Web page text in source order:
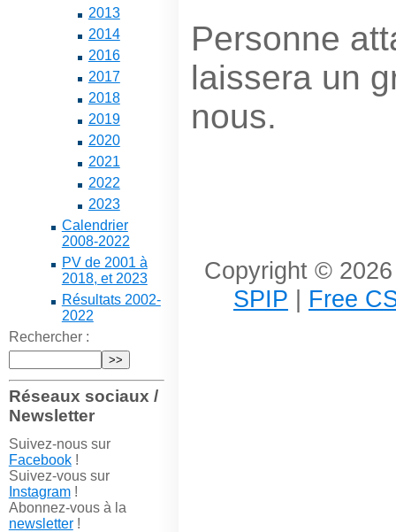
2013
2014
2016
2017
2018
2019
2020
2021
2022
2023
Calendrier
2008-2022
PV de 2001 à
2018, et 2023
Résultats 2002-
2022
Rechercher :
Réseaux sociaux /
Newsletter
Suivez-nous sur
Facebook!
Suivez-vous sur
Instagram!
Abonnez-vous à la
newsletter!
Personne
laissera un
nous.
Copyright ©
SPIP | Free